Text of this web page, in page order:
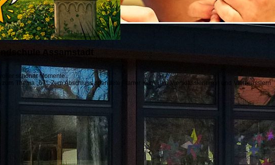
Assamstadt
schöner Momente.
Thema „67“. Zum Abschluss spendete Pfarrer Kern den Viertklässlerinnen und Viertklässlern